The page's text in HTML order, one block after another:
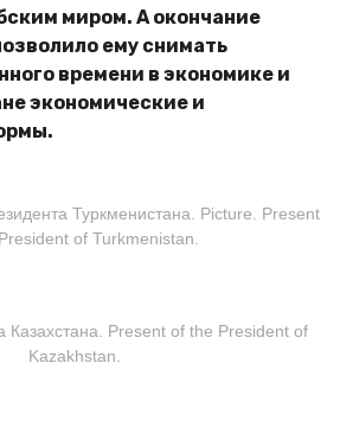
миром. А окончание
ему снимать
времени в экономике и
экономические и
Туркменистана. Picture. Present
of Turkmenistan.
Казахстана. Present of the President of
Kazakhstan.